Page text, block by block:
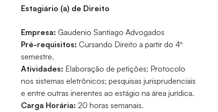
Estagiário (a) de Direito
Empresa: Gaudenio Santiago Advogados
Pré-requisitos: Cursando Direito a partir do 4º
semestre.
Atividades: Elaboração de petições; Protocolo
nos sistemas eletrônicos; pesquisas jurisprudenciais
e entre outras inerentes ao estágio na área jurídica.
Carga Horária: 20 horas semanais.